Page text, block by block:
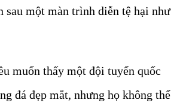
sau một màn trình diễn tệ hại như
muốn thấy một đội tuyển quốc
đá đẹp mắt, nhưng họ không thể